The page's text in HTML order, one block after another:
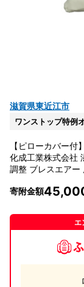
滋賀県東近江市
ワンストップ特例
【ピローカバー
化成工業株式会社
調整 ブレスエアー
寄附金額
エ